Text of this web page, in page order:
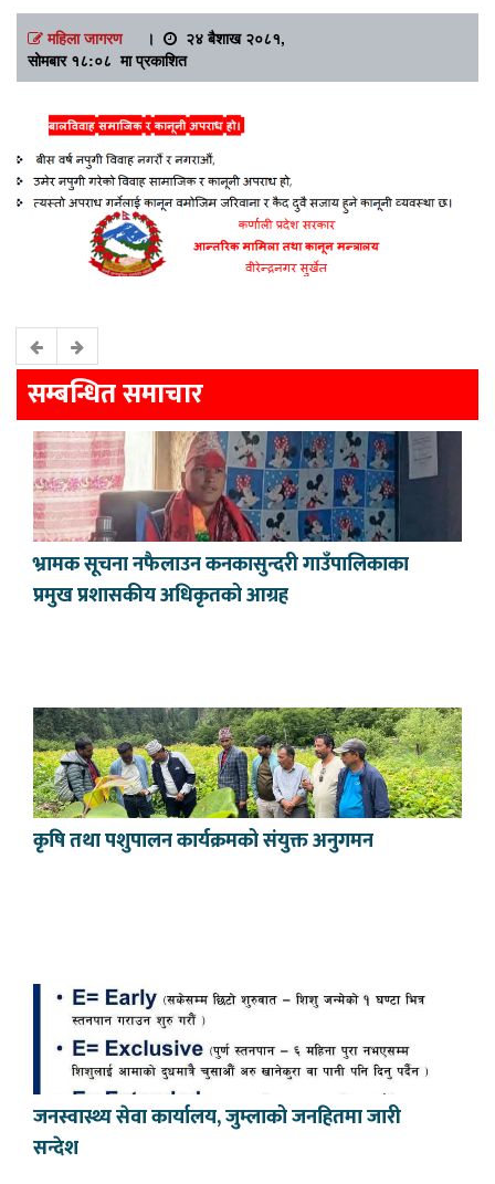
महिला जागरण।
२४ बैशाख २०८१,
सोमबार १८:०८ मा प्रकाशित
सम्बन्धित समाचार
भ्रामक सूचना नफैलाउन कनकासुन्दरी गाउँपालिकाका
प्रमुख प्रशासकीय अधिकृतको आग्रह
कृषि तथा पशुपालन कार्यक्रमको संयुक्त अनुगमन
जनस्वास्थ्य सेवा कार्यालय, जुम्लाको जनहितमा जारी
सन्देश